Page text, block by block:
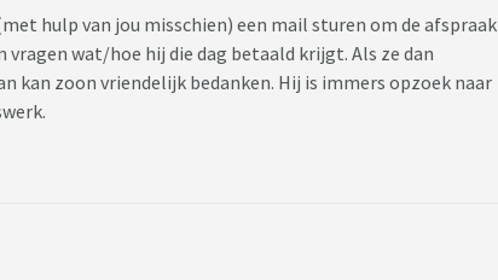
hulp van jou misschien) een mail sturen om de afspraak
vragen wat/hoe hij die dag betaald krijgt. Als ze dan
kan zoon vriendelijk bedanken. Hij is immers opzoek naar